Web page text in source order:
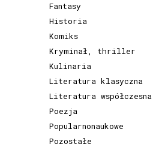
Fantasy
Historia
Komiks
Kryminał, thriller
Kulinaria
Literatura klasyczna
Literatura współczesna
Poezja
Popularnonaukowe
Pozostałe